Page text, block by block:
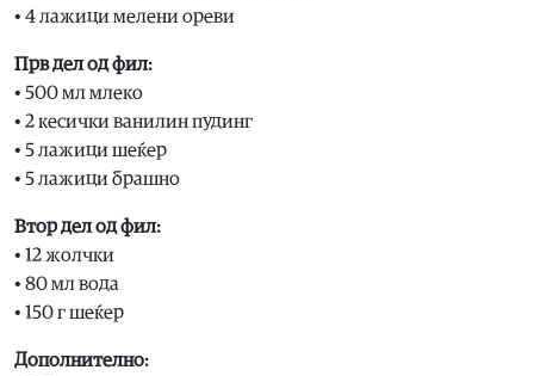
• 4 лажици мелени ореви
Прв дел од фил:
• 500 мл млеко
• 2 кесички ванилин пудинг
• 5 лажици шеќер
• 5 лажици брашно
Втор дел од фил:
• 12 жолчки
• 80 мл вода
• 150 г шеќер
Дополнително: